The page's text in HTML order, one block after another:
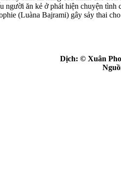
ăn kẻ ở phát hiện chuyện tình
(Luàna Bajrami) gây sảy thai
Dịch: © Xuân